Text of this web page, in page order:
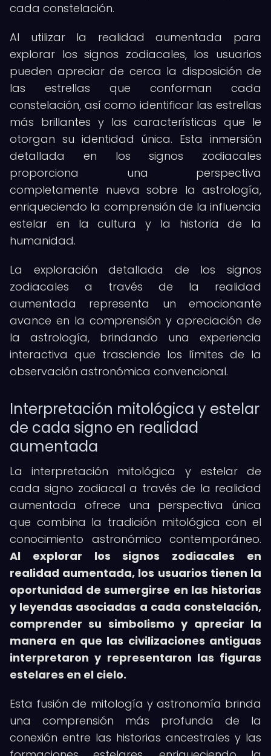
cada constelación.
Al utilizar la realidad aumentada para
explorar los signos zodiacales, los usuarios
pueden apreciar de cerca la disposición de
las estrellas que conforman cada
constelación, así como identificar las estrellas
más brillantes y las características que le
otorgan su identidad única. Esta inmersión
detallada en los signos zodiacales
proporciona una perspectiva
completamente nueva sobre la astrología,
enriqueciendo la comprensión de la influencia
estelar en la cultura y la historia de la
humanidad.
La exploración detallada de los signos
zodiacales a través de la realidad
aumentada representa un emocionante
avance en la comprensión y apreciación de
la astrología, brindando una experiencia
interactiva que trasciende los límites de la
observación astronómica convencional.
Interpretación mitológica y estelar
de cada signo en realidad
aumentada
La interpretación mitológica y estelar de
cada signo zodiacal a través de la realidad
aumentada ofrece una perspectiva única
que combina la tradición mitológica con el
conocimiento astronómico contemporáneo.
Al explorar los signos zodiacales en
realidad aumentada, los usuarios tienen la
oportunidad de sumergirse en las historias
y leyendas asociadas a cada constelación,
comprender su simbolismo y apreciar la
manera en que las civilizaciones antiguas
interpretaron y representaron las figuras
estelares en el cielo.
Esta fusión de mitología y astronomía brinda
una comprensión más profunda de la
conexión entre las historias ancestrales y las